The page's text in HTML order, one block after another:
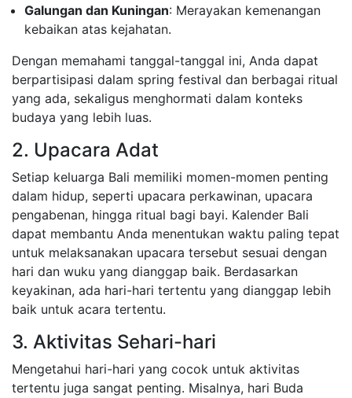
Galungan dan Kuningan: Merayakan kemenangan
kebaikan atas kejahatan.
Dengan memahami tanggal-tanggal ini, Anda dapat
berpartisipasi dalam spring festival dan berbagai ritual
yang ada, sekaligus menghormati dalam konteks
budaya yang lebih luas.
2. Upacara Adat
Setiap keluarga Bali memiliki momen-momen penting
dalam hidup, seperti upacara perkawinan, upacara
pengabenan, hingga ritual bagi bayi. Kalender Bali
dapat membantu Anda menentukan waktu paling tepat
untuk melaksanakan upacara tersebut sesuai dengan
hari dan wuku yang dianggap baik. Berdasarkan
keyakinan, ada hari-hari tertentu yang dianggap lebih
baik untuk acara tertentu.
3. Aktivitas Sehari-hari
Mengetahui hari-hari yang cocok untuk aktivitas
tertentu juga sangat penting. Misalnya, hari Buda